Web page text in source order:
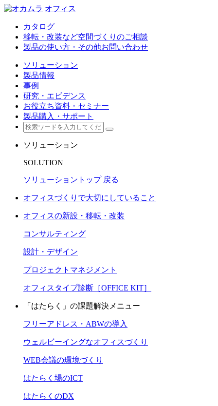
オフィス
カタログ
移転・改装など空間づくりのご相談
製品の使い方・その他お問い合わせ
ソリューション
製品情報
事例
研究・エビデンス
お役立ち資料・セミナー
製品購入・サポート
ソリューション
SOLUTION
ソリューショントップ 戻る
オフィスづくりで大切にしていること
オフィスの新設・移転・改装
コンサルティング
設計・デザイン
プロジェクトマネジメント
オフィスタイプ診断［OFFICE KIT］
「はたらく」の課題解決メニュー
フリーアドレス・ABWの導入
ウェルビーイングなオフィスづくり
WEB会議の環境づくり
はたらく場のICT
はたらくのDX